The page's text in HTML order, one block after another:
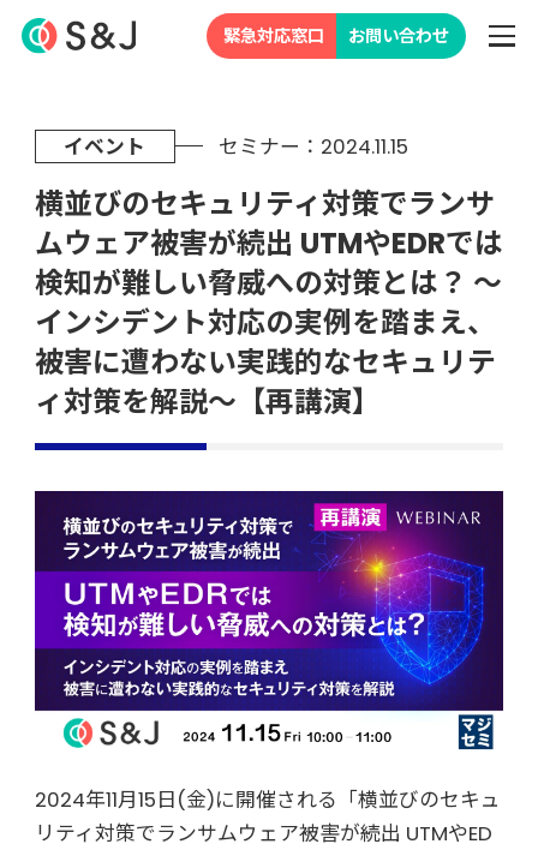
緊急対応窓口 お問い合わせ
イベント セミナー：2024.11.15
横並びのセキュリティ対策でランサ
ムウェア被害が続出 UTMやEDRでは
検知が難しい脅威への対策とは？ ～
インシデント対応の実例を踏まえ、
被害に遭わない実践的なセキュリテ
ィ対策を解説～【再講演】
2024年11月15日(金)に開催される「横並びのセキュ
リティ対策でランサムウェア被害が続出 UTMやED